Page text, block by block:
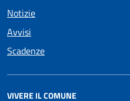
Notizie
Avvisi
Scadenze
VIVERE IL COMUNE